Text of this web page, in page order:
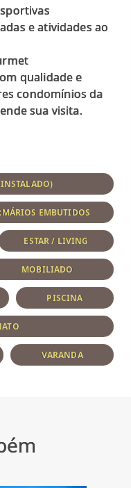
e atividades ao
qualidade e
condomínios da
região! Entre em contato e agende sua visita.
EMBUTIDOS
ESTAR / LIVING
MOBILIADO
PISCINA
VARANDA